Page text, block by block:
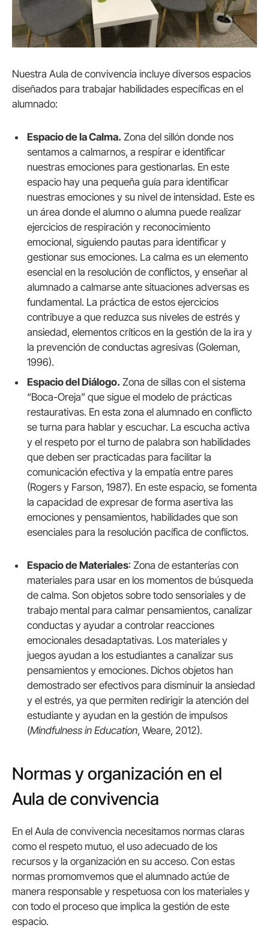
Nuestra Aula de convivencia incluye diversos espacios
diseñados para trabajar habilidades específicas en el
alumnado:
Espacio de la Calma. Zona del sillón donde nos
sentamos a calmarnos, a respirar e identificar
nuestras emociones para gestionarlas. En este
espacio hay una pequeña guía para identificar
nuestras emociones y su nivel de intensidad. Este es
un área donde el alumno o alumna puede realizar
ejercicios de respiración y reconocimiento
emocional, siguiendo pautas para identificar y
gestionar sus emociones. La calma es un elemento
esencial en la resolución de conflictos, y enseñar al
alumnado a calmarse ante situaciones adversas es
fundamental. La práctica de estos ejercicios
contribuye a que reduzca sus niveles de estrés y
ansiedad, elementos críticos en la gestión de la ira y
la prevención de conductas agresivas (Goleman,
1996).
Espacio del Diálogo. Zona de sillas con el sistema
“Boca-Oreja” que sigue el modelo de prácticas
restaurativas. En esta zona el alumnado en conflicto
se turna para hablar y escuchar. La escucha activa
y el respeto por el turno de palabra son habilidades
que deben ser practicadas para facilitar la
comunicación efectiva y la empatía entre pares
(Rogers y Farson, 1987). En este espacio, se fomenta
la capacidad de expresar de forma asertiva las
emociones y pensamientos, habilidades que son
esenciales para la resolución pacífica de conflictos.
Espacio de Materiales: Zona de estanterías con
materiales para usar en los momentos de búsqueda
de calma. Son objetos sobre todo sensoriales y de
trabajo mental para calmar pensamientos, canalizar
conductas y ayudar a controlar reacciones
emocionales desadaptativas. Los materiales y
juegos ayudan a los estudiantes a canalizar sus
pensamientos y emociones. Dichos objetos han
demostrado ser efectivos para disminuir la ansiedad
y el estrés, ya que permiten redirigir la atención del
estudiante y ayudan en la gestión de impulsos
(Mindfulness in Education, Weare, 2012).
Normas y organización en el
Aula de convivencia
En el Aula de convivencia necesitamos normas claras
como el respeto mutuo, el uso adecuado de los
recursos y la organización en su acceso. Con estas
normas promomvemos que el alumnado actúe de
manera responsable y respetuosa con los materiales y
con todo el proceso que implica la gestión de este
espacio.